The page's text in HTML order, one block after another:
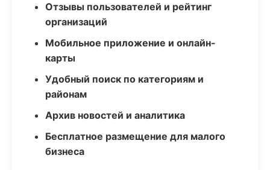
Отзывы пользователей и рейтинг
организаций
Мобильное приложение и онлайн-
карты
Удобный поиск по категориям и
районам
Архив новостей и аналитика
Бесплатное размещение для малого
бизнеса